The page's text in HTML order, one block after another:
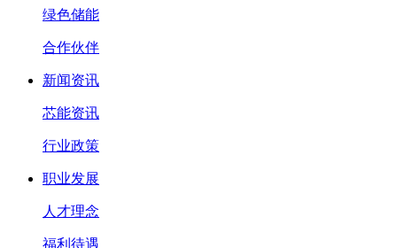
绿色储能
合作伙伴
新闻资讯
芯能资讯
行业政策
职业发展
人才理念
福利待遇